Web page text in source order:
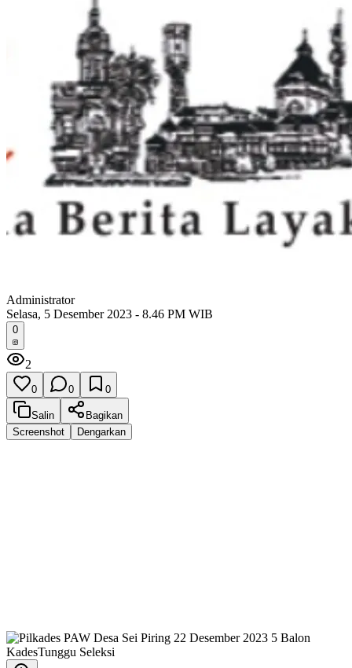
Administrator
Selasa, 5 Desember 2023 - 8.46 PM WIB
0
2
0 0 0
Salin
Bagikan
Screenshot
Dengarkan